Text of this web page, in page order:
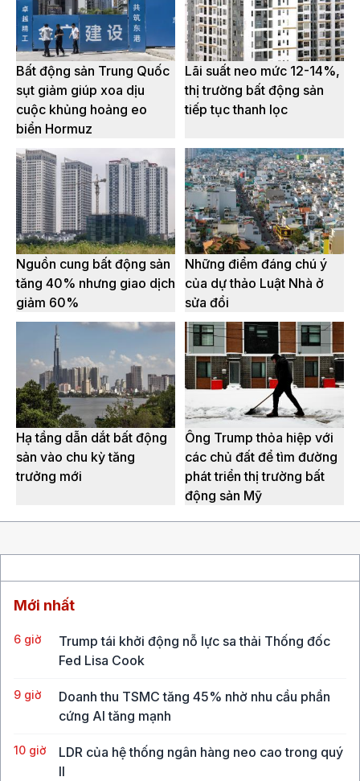
Bất động sản Trung Quốc
sụt giảm giúp xoa dịu
cuộc khủng hoảng eo
biển Hormuz
Lãi suất neo mức 12-14%,
thị trường bất động sản
tiếp tục thanh lọc
Nguồn cung bất động sản
tăng 40% nhưng giao dịch
giảm 60%
Những điểm đáng chú ý
của dự thảo Luật Nhà ở
sửa đổi
Hạ tầng dẫn dắt bất động
sản vào chu kỳ tăng
trưởng mới
Ông Trump thỏa hiệp với
các chủ đất để tìm đường
phát triển thị trường bất
động sản Mỹ
Mới nhất
6 giờ
Trump tái khởi động nỗ lực sa thải Thống đốc
Fed Lisa Cook
9 giờ
Doanh thu TSMC tăng 45% nhờ nhu cầu phần
cứng AI tăng mạnh
10 giờ
LDR của hệ thống ngân hàng neo cao trong quý
II